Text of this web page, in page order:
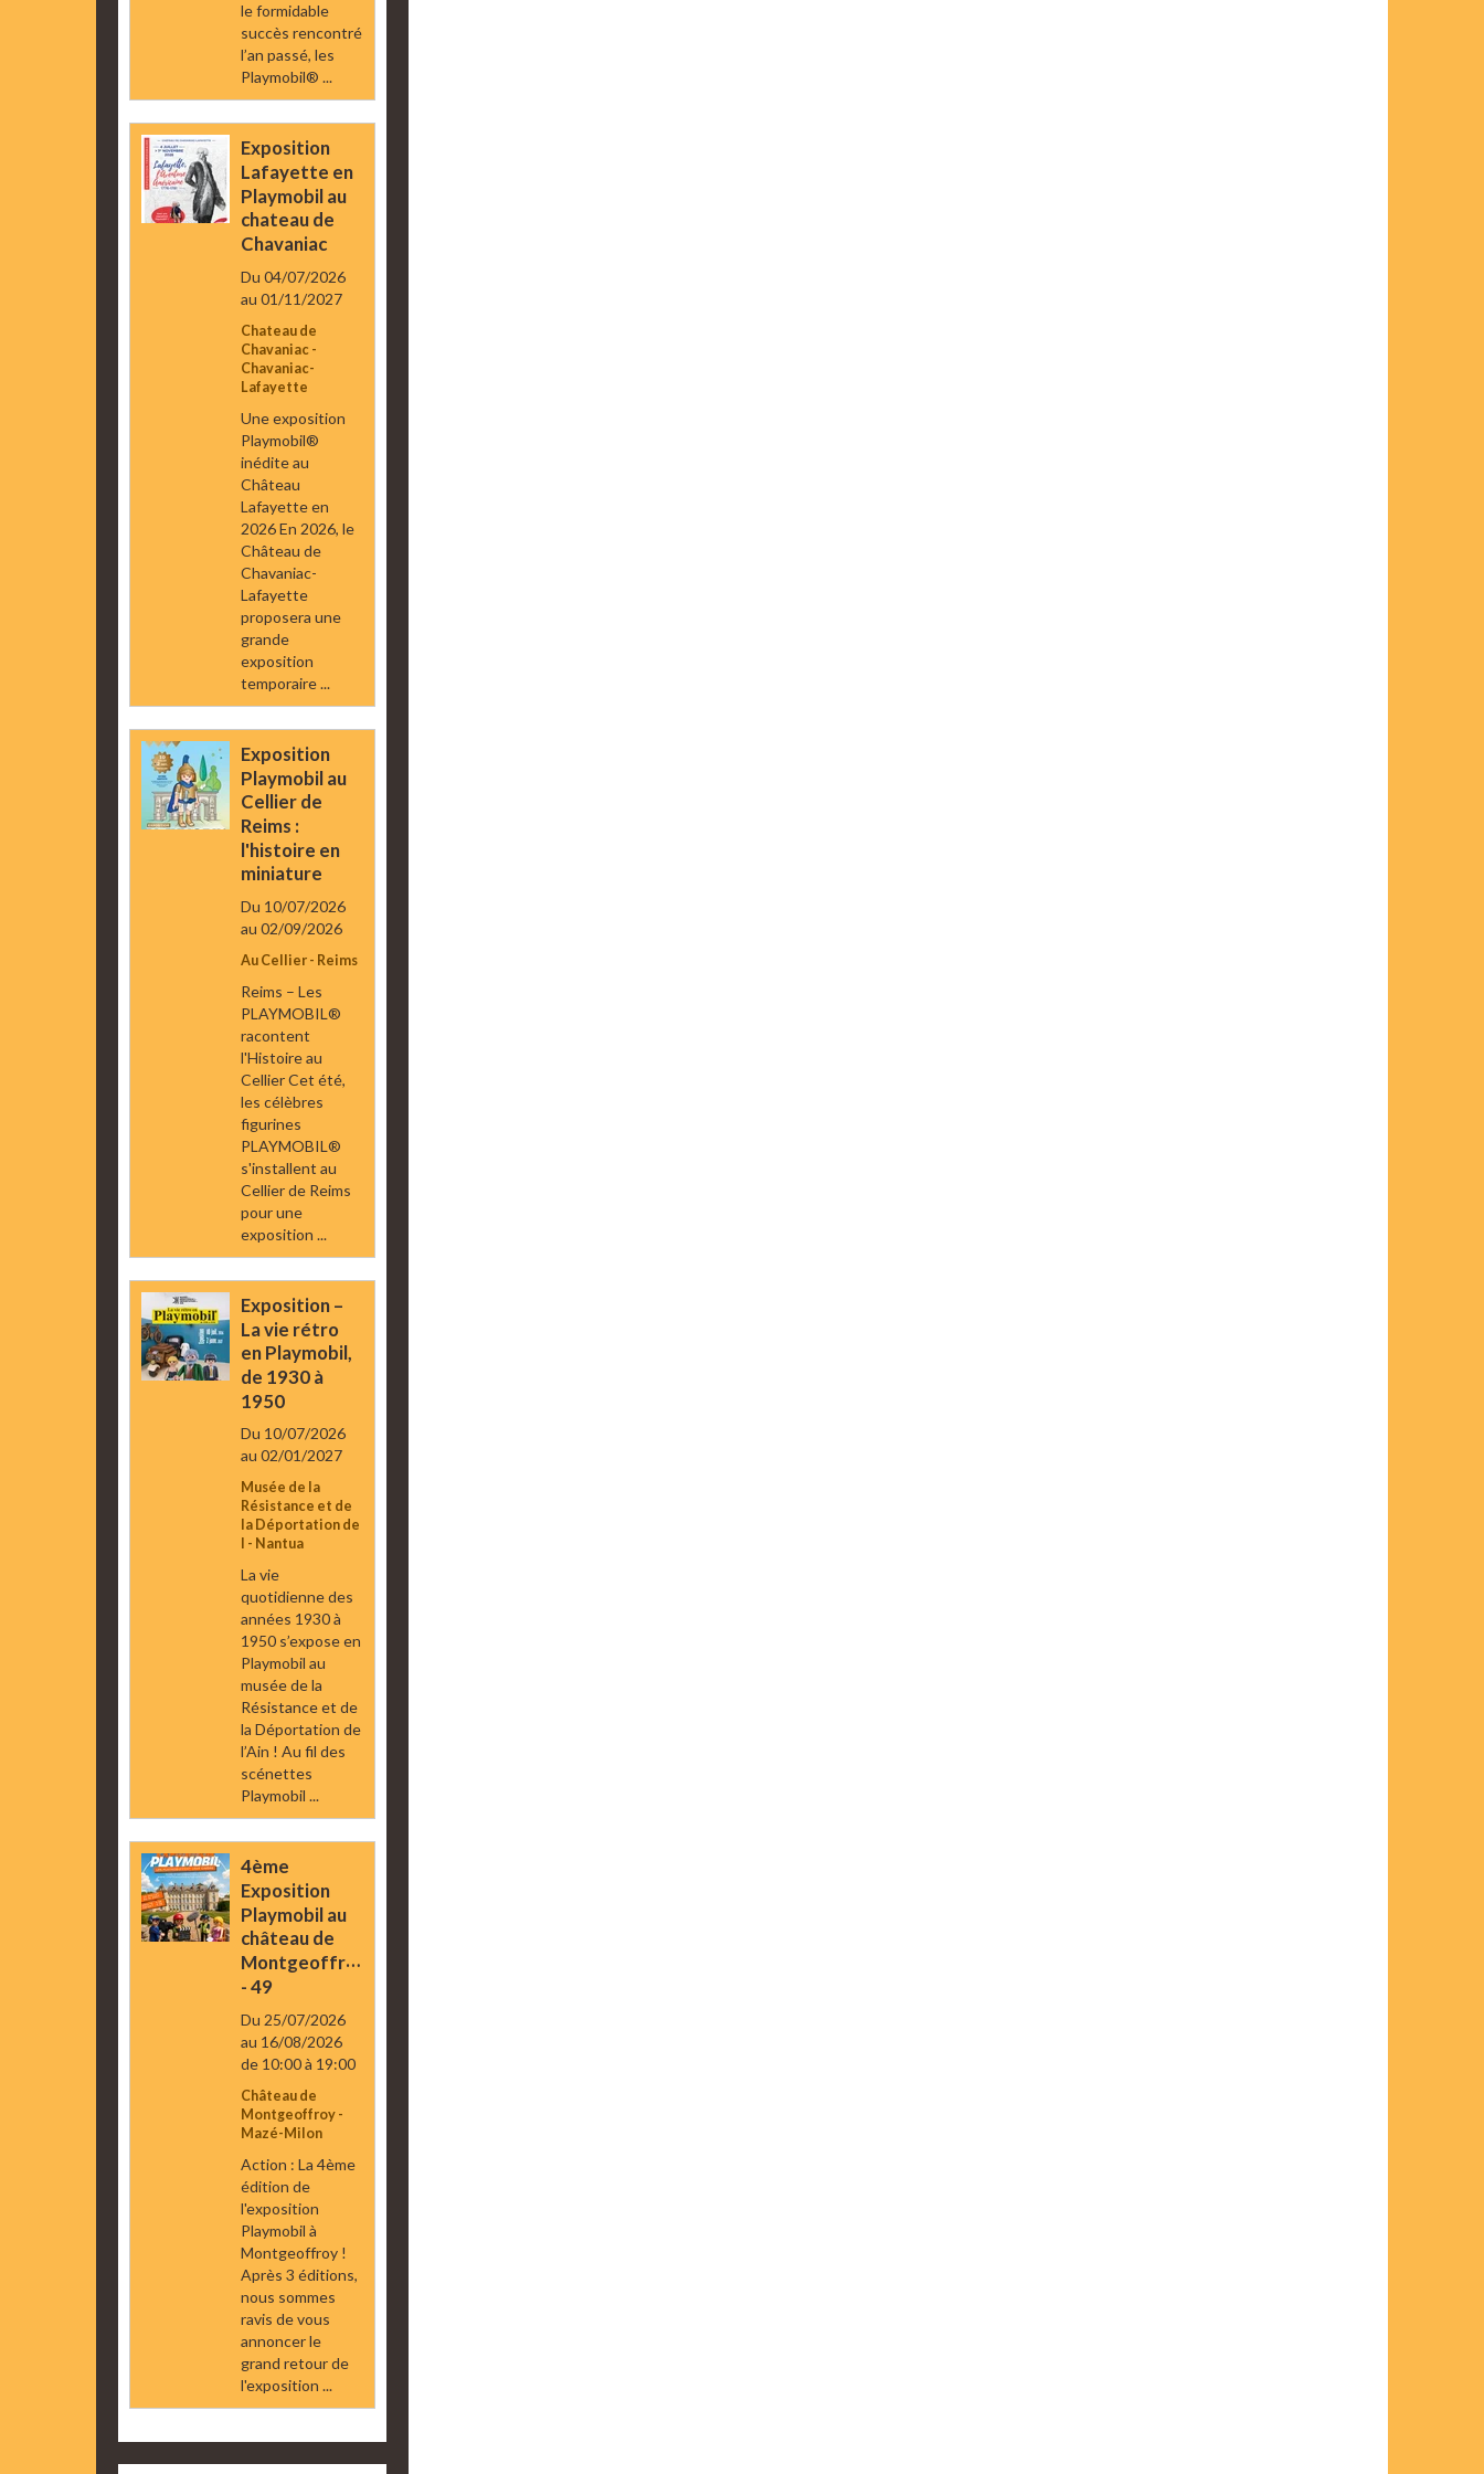
le formidable
succès rencontré
l’an passé, les
Playmobil® ...
Exposition
Lafayette en
Playmobil au
chateau de
Chavaniac
Du 04/07/2026
au 01/11/2027
Chateau de
Chavaniac -
Chavaniac-
Lafayette
Une exposition
Playmobil®
inédite au
Château
Lafayette en
2026 En 2026, le
Château de
Chavaniac-
Lafayette
proposera une
grande
exposition
temporaire ...
Exposition
Playmobil au
Cellier de
Reims :
l'histoire en
miniature
Du 10/07/2026
au 02/09/2026
Au Cellier - Reims
Reims – Les
PLAYMOBIL®
racontent
l'Histoire au
Cellier Cet été,
les célèbres
figurines
PLAYMOBIL®
s'installent au
Cellier de Reims
pour une
exposition ...
Exposition –
La vie rétro
en Playmobil,
de 1930 à
1950
Du 10/07/2026
au 02/01/2027
Musée de la
Résistance et de
la Déportation de
l - Nantua
La vie
quotidienne des
années 1930 à
1950 s’expose en
Playmobil au
musée de la
Résistance et de
la Déportation de
l’Ain ! Au fil des
scénettes
Playmobil ...
4ème
Exposition
Playmobil au
château de
Montgeoffroy
- 49
Du 25/07/2026
au 16/08/2026
de 10:00à 19:00
Château de
Montgeoffroy -
Mazé-Milon
Action : La 4ème
édition de
l'exposition
Playmobil à
Montgeoffroy !
Après 3 éditions,
nous sommes
ravis de vous
annoncer le
grand retour de
l'exposition ...